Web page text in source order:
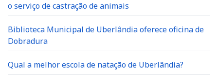
o serviço de castração de animais
Biblioteca Municipal de Uberlândia oferece oficina de
Dobradura
Qual a melhor escola de natação de Uberlândia?